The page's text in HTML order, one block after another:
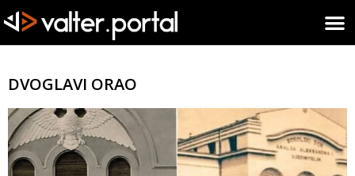
DVOGLAVI ORAO